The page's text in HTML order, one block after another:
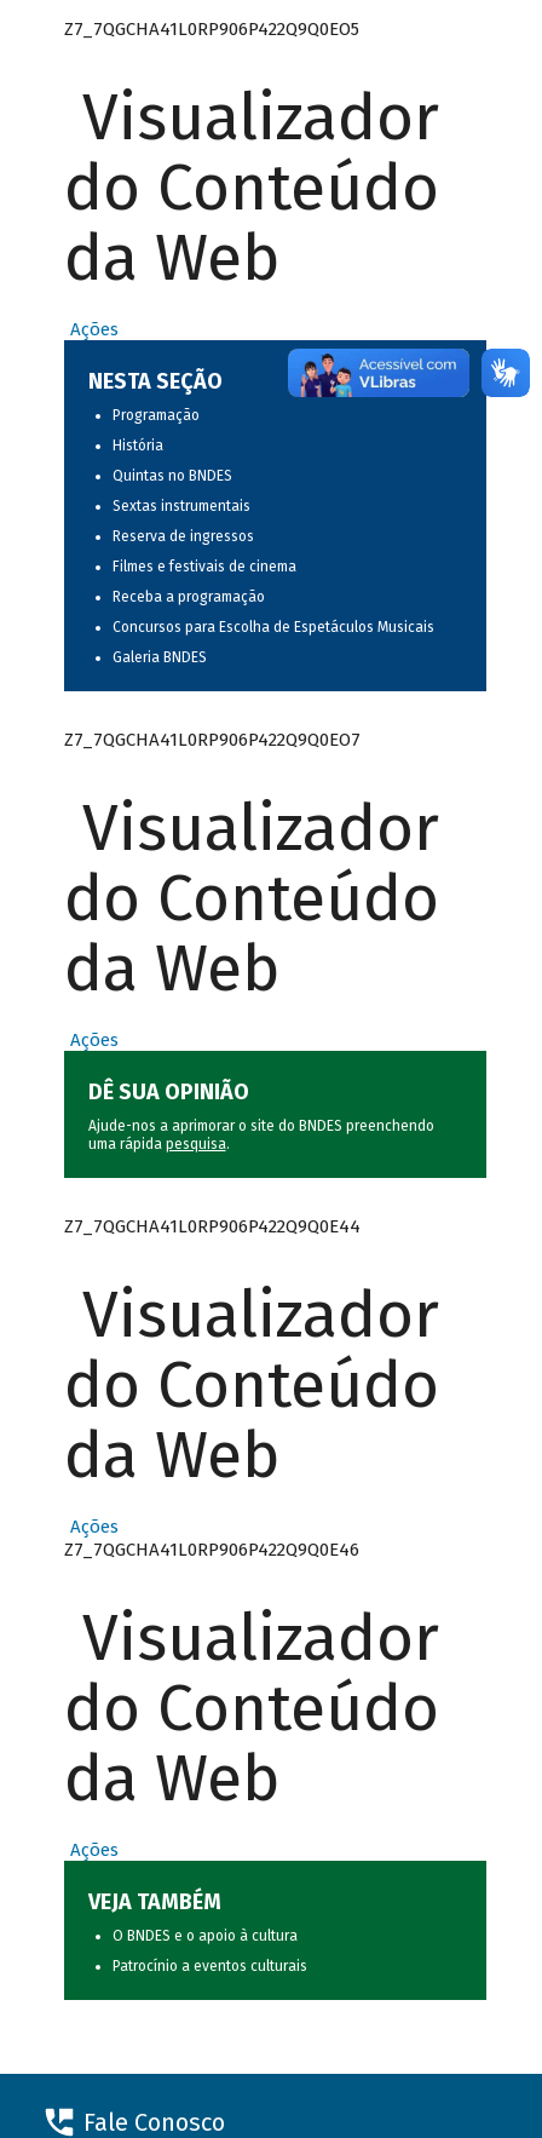
Z7_7QGCHA41L0RP906P422Q9Q0EO5
Visualizador
do Conteúdo
da Web
Ações
NESTA SEÇÃO
Programação
História
Quintas no BNDES
Sextas instrumentais
Reserva de ingressos
Filmes e festivais de cinema
Receba a programação
Concursos para Escolha de Espetáculos Musicais
Galeria BNDES
Z7_7QGCHA41L0RP906P422Q9Q0EO7
Visualizador
do Conteúdo
da Web
Ações
DÊ SUA OPINIÃO
Ajude-nos a aprimorar o site do BNDES preenchendo
uma rápida pesquisa.
Z7_7QGCHA41L0RP906P422Q9Q0E44
Visualizador
do Conteúdo
da Web
Ações
Z7_7QGCHA41L0RP906P422Q9Q0E46
Visualizador
do Conteúdo
da Web
Ações
VEJA TAMBÉM
O BNDES e o apoio à cultura
Patrocínio a eventos culturais
Fale Conosco